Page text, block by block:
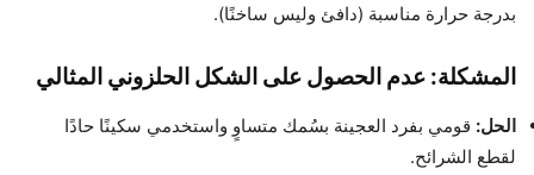
بدرجة حرارة مناسبة (دافئ وليس ساخنًا).
المشكلة: عدم الحصول على الشكل الحلزوني المثالي
الحل: قومي بفرد العجينة بسُمك متساوٍ واستخدمي سكينًا حادًا
لقطع الشرائح.